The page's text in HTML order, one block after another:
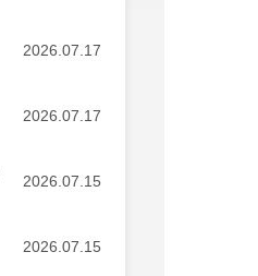
2026.07.17
2026.07.17
2026.07.15
2026.07.15